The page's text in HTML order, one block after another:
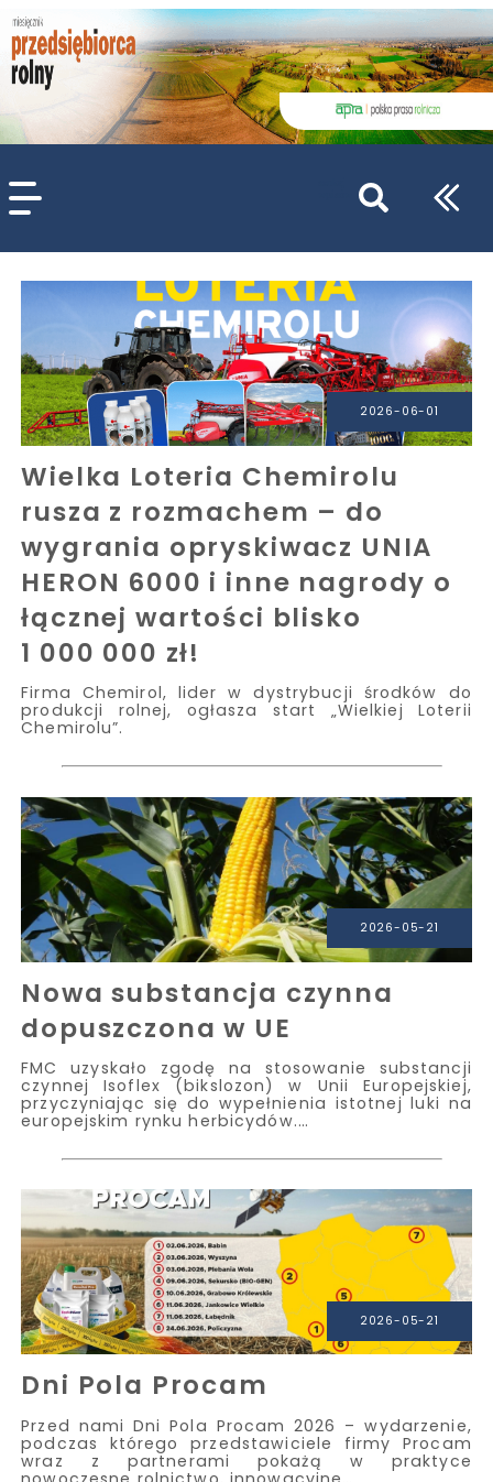
WPISZ CO NAJMNIEJ 3 ZNAKI
2026-06-01
Wielka Loteria Chemirolu
rusza z rozmachem – do
wygrania opryskiwacz UNIA
HERON 6000 i inne nagrody o
łącznej wartości blisko
1 000 000 zł!
Firma Chemirol, lider w dystrybucji środków do
produkcji rolnej, ogłasza start „Wielkiej Loterii
Chemirolu”.
2026-05-21
Nowa substancja czynna
dopuszczona w UE
FMC uzyskało zgodę na stosowanie substancji
czynnej Isoflex (bikslozon) w Unii Europejskiej,
przyczyniając się do wypełnienia istotnej luki na
europejskim rynku herbicydów.…
2026-05-21
Dni Pola Procam
Przed nami Dni Pola Procam 2026 – wydarzenie,
podczas którego przedstawiciele firmy Procam
wraz z partnerami pokażą w praktyce
nowoczesne rolnictwo, innowacyjne…